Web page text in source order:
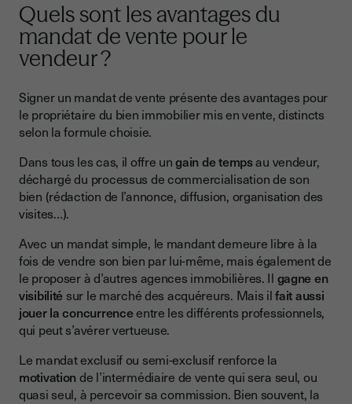
Quels sont les avantages du
mandat de vente pour le
vendeur ?
Signer un mandat de vente présente des avantages pour
le propriétaire du bien immobilier mis en vente, distincts
selon la formule choisie.
Dans tous les cas, il offre ungain de tempsau vendeur,
déchargé du processus de commercialisation de son
bien (rédaction de l’annonce, diffusion, organisation des
visites…).
Avec un mandat simple, le mandant demeure libre à la
fois de vendre son bien par lui-même, mais également de
le proposer à d’autres agences immobilières. Il gagne en
visibilité sur le marché des acquéreurs. Mais ilfait aussi
jouer la concurrenceentre les différents professionnels,
qui peut s’avérer vertueuse.
Le mandat exclusif ou semi-exclusif renforce la
motivationde l’intermédiaire de vente qui sera seul, ou
quasi seul, à percevoir sa commission. Bien souvent, la